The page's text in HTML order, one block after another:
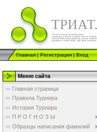
Главная|Регистрация|Вход
Меню сайта
Главная страница
Правила Турнира
История Турнира
П Р О Г Н О З Ы
Образцы написания фамилий